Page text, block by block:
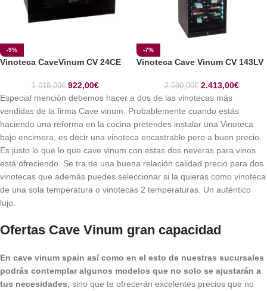
-9%
Vinoteca CaveVinum CV 24CE
1.018,00€ 922,00€
-7%
Vinoteca Cave Vinum CV 143LV
2.590,00€ 2.413,00€
Especial mención debemos hacer a dos de las vinotecas más
vendidas de la firma Cave vinum. Probablemente cuando estás
haciendo una reforma en la cocina pretendes instalar una Vinoteca
bajo encimera, es decir una vinoteca encastrable pero a buen precio.
Es justo lo que lo que cave vinum con estas dos neveras para vinos
está ofreciendo. Se tra de una buena relación calidad precio para dos
vinotecas que además puedes seleccionar si la quieras como vinoteca
de una sola temperatura o vinotecas 2 temperaturas. Un auténtico
lujo.
Ofertas Cave Vinum gran capacidad
En cave vinum spain así como en el esto de nuestras sucursales
podrás contemplar algunos modelos que no solo se ajustarán a
tus necesidades , sino que te ofrecerán excelentes precios que no